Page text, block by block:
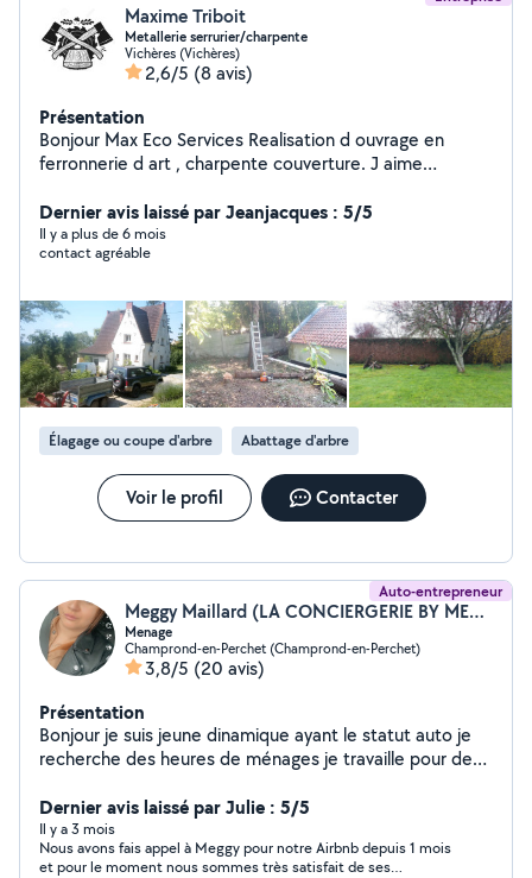
Maxime Triboit
Metallerie serrurier/charpente
Vichères (Vichères)
2,6/5 (8 avis)
Présentation
Bonjour Max Eco Services Realisation d ouvrage en
ferronnerie d art , charpente couverture. J aime
ancienne tel que équarrissage des poutres bois et le
travail a la forge . Je suis disponible pour tout demande
pour des projets sur mesure
Dernier avis laissé par Jeanjacques : 5/5
Il y a plus de 6 mois
contact agréable
Élagage ou coupe d'arbre Abattage d'arbre
Voir le profil Contacter
Auto-entrepreneur
Meggy Maillard (LA CONCIERGERIE BY MEGGY)
Menage
Champrond-en-Perchet (Champrond-en-Perchet)
3,8/5 (20 avis)
Présentation
Bonjour je suis jeune dinamique ayant le statut auto je
recherche des heures de ménages je travaille pour des
Dernier avis laissé par Julie : 5/5
Il y a 3 mois
Nous avons fais appel à Meggy pour notre Airbnb depuis 1 mois
et pour le moment nous sommes très satisfait de ses